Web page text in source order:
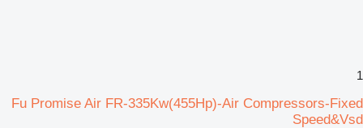
1
Fu Promise Air FR-335Kw(455Hp)-Air Compressors-Fixed
Speed&Vsd